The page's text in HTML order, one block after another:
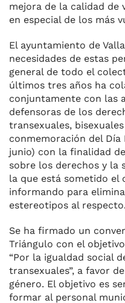
mejora de la calidad de
en especial de los más
El ayuntamiento de
necesidades de estas
general de todo el
últimos tres años ha
conjuntamente con las
defensoras de los
transexuales,
conmemoración del Día
junio) con la finalidad
sobre los derechos y la
la que está sometido el
informando para
estereotipos al respecto.
Se ha firmado un
Triángulo con el
“Por la igualdad social
transexuales”, a favor
género. El objetivo es
formar al personal